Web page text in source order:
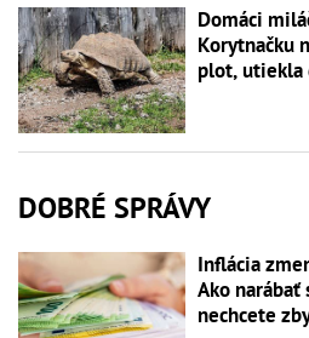
Domáci
Korytnačku
plot, utiekla
DOBRÉ SPRÁVY
Inflácia
Ako
nechcete